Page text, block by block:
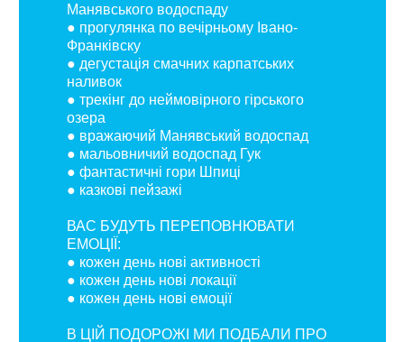
Манявського водоспаду
● прогулянка по вечірньому Івано-
Франківску
● дегустація смачних карпатських
наливок
● трекінг до неймовірного гірського
озера
● вражаючий Манявський водоспад
● мальовничий водоспад Гук
● фантастичні гори Шпиці
● казкові пейзажі
ВАС БУДУТЬ ПЕРЕПОВНЮВАТИ
ЕМОЦІЇ:
● кожен день нові активності
● кожен день нові локації
● кожен день нові емоції
В ЦІЙ ПОДОРОЖІ МИ ПОДБАЛИ ПРО